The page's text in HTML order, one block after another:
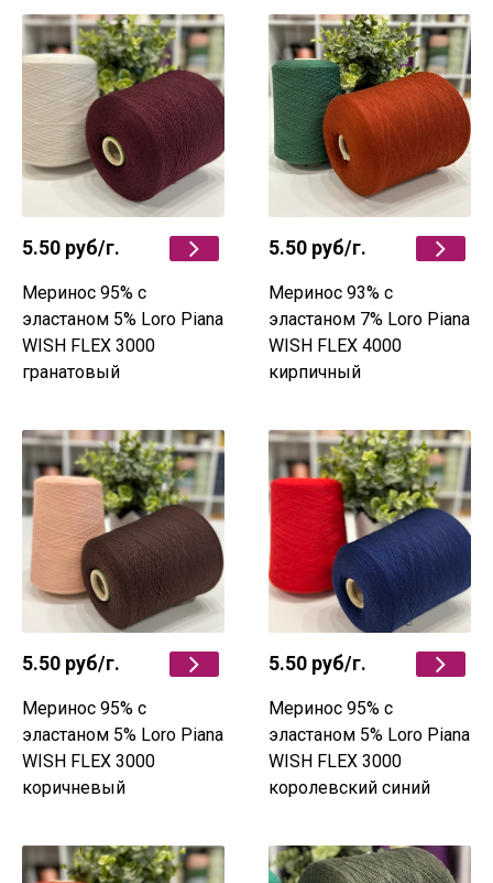
5.50 руб/г.
Меринос 95% c
эластаном 5% Loro Piana
WISH FLEX 3000
гранатовый
5.50 руб/г.
Меринос 93% c
эластаном 7% Loro Piana
WISH FLEX 4000
кирпичный
5.50 руб/г.
Меринос 95% c
эластаном 5% Loro Piana
WISH FLEX 3000
коричневый
5.50 руб/г.
Меринос 95% c
эластаном 5% Loro Piana
WISH FLEX 3000
королевский синий